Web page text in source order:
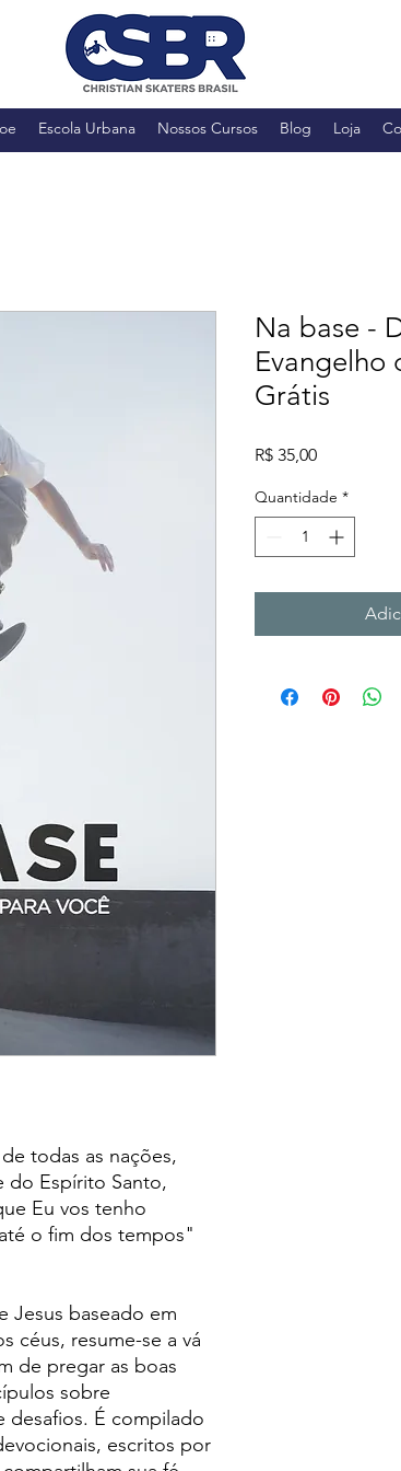
Escola Urbana Nossos Cursos Blog Loja
todas as nações,
do Espírito Santo,
Eu vos tenho
o fim dos tempos"
Jesus baseado em
céus, resume-se a vá
de pregar as boas
sobre
desafios. É compilado
escritos por
Na base -
Evangelho
Grátis
R$ 35,00Preço
Quantidade *